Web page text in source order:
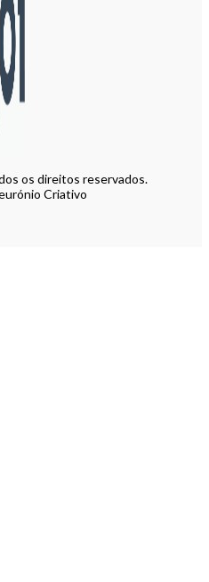
os direitos reservados.
Criativo